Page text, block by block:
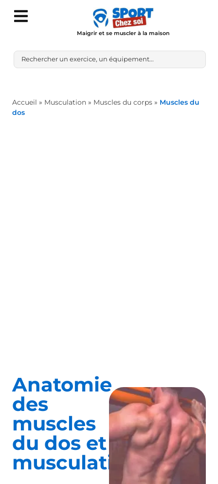
Maigrir et se muscler à la maison
Accueil » Musculation » Muscles du corps » Muscles du
dos
Anatomie
des
muscles
du dos et
musculation